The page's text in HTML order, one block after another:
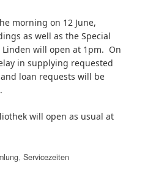
morning on 12 June,
as well as the Special
Linden will open at 1pm. On
in supplying requested
loan requests will be
will open as usual at
, Servicezeiten